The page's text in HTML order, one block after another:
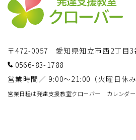
〒472-0057 愛知県知立市西2丁目3
0566-83-1788
営業時間／ 9:00～21:00（火曜日休み
営業日程は発達支援教室クローバー カレンダー